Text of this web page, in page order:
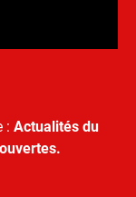
: Actualités du